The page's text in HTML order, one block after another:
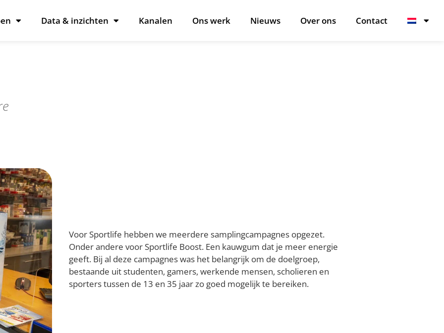
Data & inzichten Kanalen Ons werk Nieuws Over ons Contact
Voor Sportlife hebben we meerdere samplingcampagnes opgezet.
Onder andere voor Sportlife Boost. Een kauwgum dat je meer energie
geeft. Bij al deze campagnes was het belangrijk om de doelgroep,
bestaande uit studenten, gamers, werkende mensen, scholieren en
sporters tussen de 13 en 35 jaar zo goed mogelijk te bereiken.